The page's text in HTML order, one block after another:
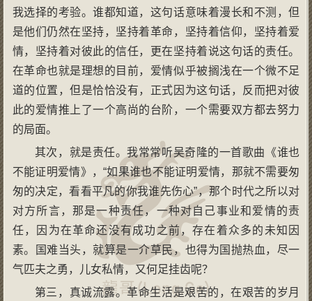
我选择的考验。谁都知道，这句话意味着漫长和不测，但
是他们仍然在坚持，坚持着革命，坚持着信仰，坚持着爱
情，坚持着对彼此的信任，更在坚持着说这句话的责任。
在革命也就是理想的目前，爱情似乎被搁浅在一个微不足
道的位置，但是恰恰没有，正式因为这句话，反而把对彼
此的爱情推上了一个高尚的台阶，一个需要双方都去努力
的局面。
其次，就是责任。我常常听吴奇隆的一首歌曲《谁也
不能证明爱情》，“如果谁也不能证明爱情，那就不需要匆
匆的决定，看看平凡的你我谁先伤心”，那个时代之所以对
对方所言，那是一种责任，一种对自己事业和爱情的责
任，因为在革命还没有成功之前，存在着众多的未知因
素。国难当头，就算是一介草民，也得为国抛热血，尽一
气匹夫之勇，儿女私情，又何足挂齿呢？
第三，真诚流露。革命生活是艰苦的，在艰苦的岁月